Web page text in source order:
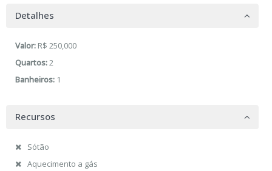
Detalhes
Valor: R$ 250,000
Quartos:2
Banheiros: 1
Recursos
Sótão
Aquecimento a gás